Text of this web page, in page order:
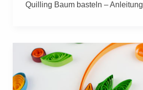
Quilling Baum basteln – Anleitung